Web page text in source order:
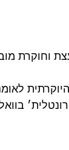
וחוקרת